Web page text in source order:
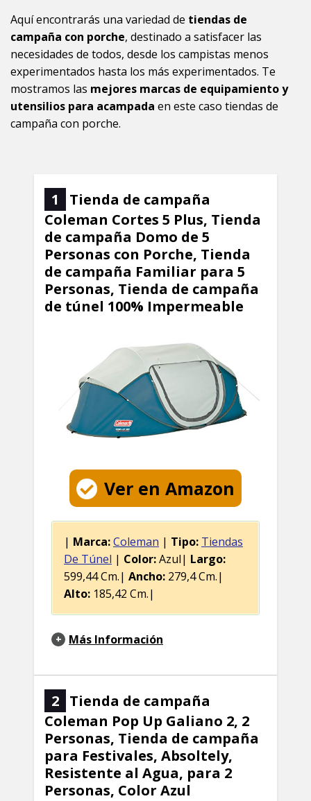
Aquí encontrarás una variedad de tiendas de
campaña con porche, destinado a satisfacer las
necesidades de todos, desde los campistas menos
experimentados hasta los más experimentados. Te
mostramos las mejores marcas de equipamiento y
utensilios para acampada en este caso tiendas de
campaña con porche.
1
Tienda de campaña
Coleman Cortes 5 Plus, Tienda
de campaña Domo de 5
Personas con Porche, Tienda
de campaña Familiar para 5
Personas, Tienda de campaña
de túnel 100% Impermeable
Ver en Amazon
| Marca:Coleman | Tipo: Tiendas
De Túnel | Color:Azul| Largo:
599,44 Cm.| Ancho: 279,4 Cm.|
Alto: 185,42 Cm.|
Más Información
2 Tienda de campaña
Coleman Pop Up Galiano 2, 2
Personas, Tienda de campaña
para Festivales, Absoltely,
Resistente al Agua, para 2
Personas, Color Azul